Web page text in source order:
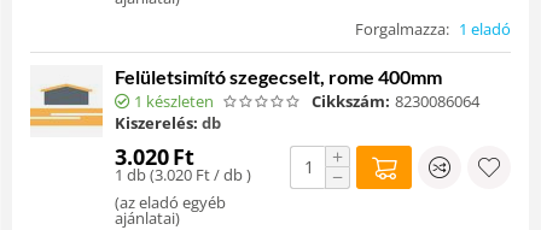
Forgalmazza: 1 eladó
Felületsimító szegecselt, rome 400mm
1 készleten Cikkszám: 8230086064
Kiszerelés: db
3.020Ft
1 db (3.020 Ft/ db )
(az eladó egyéb
ajánlatai)
+
−